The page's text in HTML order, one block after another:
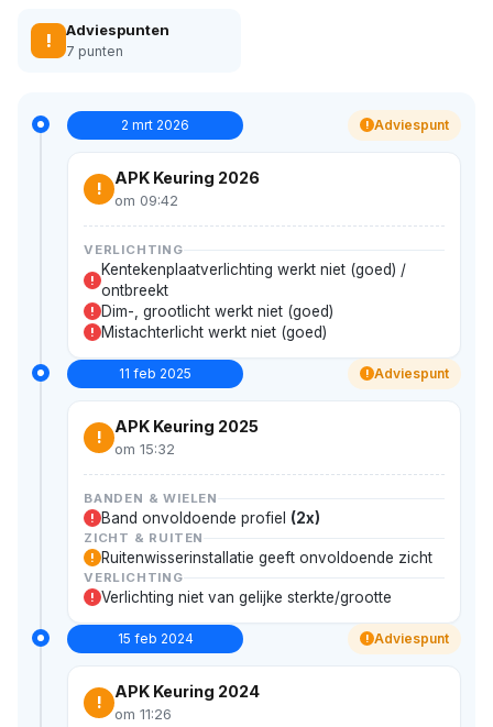
! Adviespunten
7 punten
2 mrt 2026 ! Adviespunt
!
APK Keuring 2026
om 09:42
VERLICHTING
!
Kentekenplaatverlichting werkt niet (goed) /
ontbreekt
! Dim-, grootlicht werkt niet (goed)
! Mistachterlicht werkt niet (goed)
11 feb 2025 ! Adviespunt
!
APK Keuring 2025
om 15:32
BANDEN & WIELEN
! Band onvoldoende profiel (2x)
ZICHT & RUITEN
! Ruitenwisserinstallatie geeft onvoldoende zicht
VERLICHTING
! Verlichting niet van gelijke sterkte/grootte
15 feb 2024 ! Adviespunt
!
APK Keuring 2024
om 11:26